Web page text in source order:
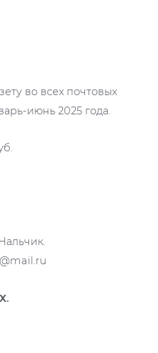
во всех почтовых
июнь 2025 года.